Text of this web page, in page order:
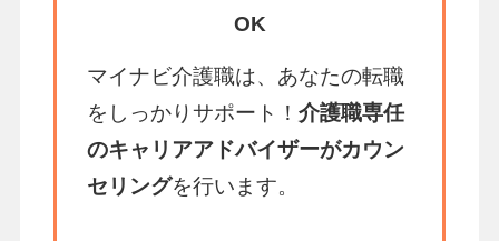
OK
マイナビ介護職は、あなたの転職
をしっかりサポート！ 介護職専任
のキャリアアドバイザーがカウン
セリングを行います。